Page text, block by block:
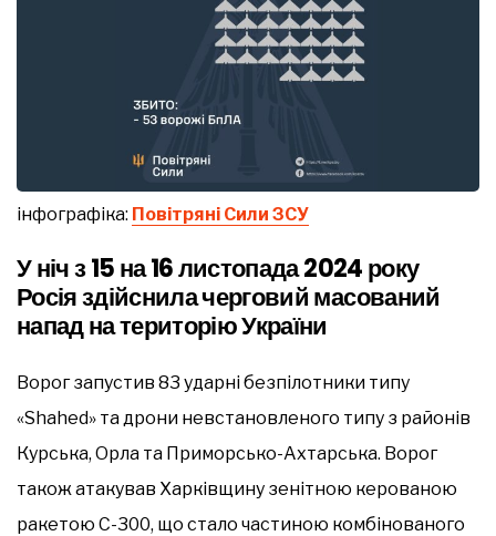
інфографіка: Повітряні Сили ЗСУ
У ніч з 15 на 16 листопада 2024 року
Росія здійснила черговий масований
напад на територію України
Ворог запустив 83 ударні безпілотники типу
«Shahed» та дрони невстановленого типу з районів
Курська, Орла та Приморсько-Ахтарська. Ворог
також атакував Харківщину зенітною керованою
ракетою С-300, що стало частиною комбінованого